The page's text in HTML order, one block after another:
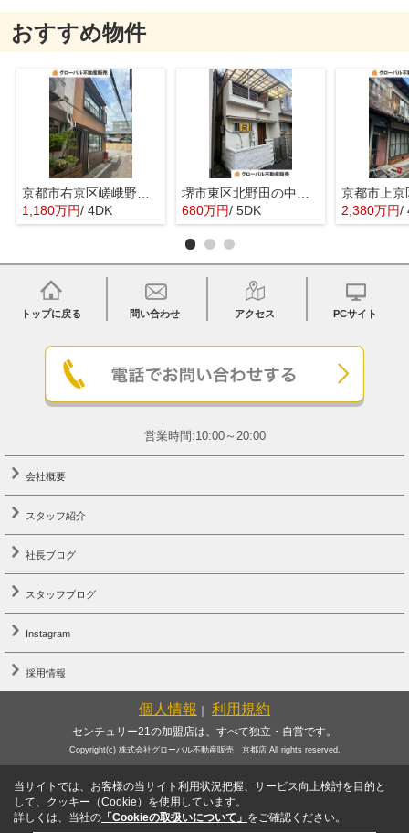
おすすめ物件
京都市右京区嵯峨野宮ノ元町の中古一戸建
1,180万円/ 4DK
680万円/ 5DK 2,380万円/
トップに戻る 問い合わせ アクセス PCサイト
営業時間:10:00～20:00
会社概要
スタッフ紹介
社長ブログ
スタッフブログ
Instagram
採用情報
個人情報 利用規約
センチュリー21の加盟店は、すべて独立・自営です。
Copyright(c) 株式会社グローバル不動産販売 京都店 All rights reserved.
当サイトでは、お客様の当サイト利用状況把握、サービス向上検討を目的と
して、クッキー（Cookie）を使用しています。
詳しくは、当社の 「Cookieの取扱いについて」 をご確認ください。